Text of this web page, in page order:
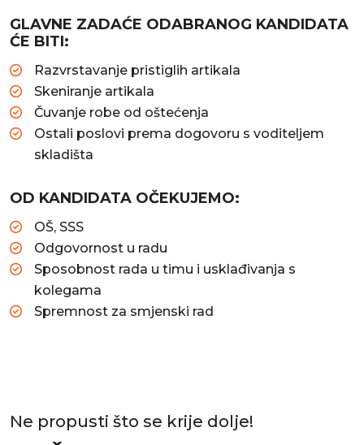
GLAVNE ZADAĆE ODABRANOG KANDIDATA
ĆE BITI:
Razvrstavanje pristiglih artikala
Skeniranje artikala
Čuvanje robe od oštećenja
Ostali poslovi prema dogovoru s voditeljem
skladišta
OD KANDIDATA OČEKUJEMO:
OŠ, SSS
Odgovornost u radu
Sposobnost rada u timu i usklađivanja s
kolegama
Spremnost za smjenski rad
Ne propusti što se krije dolje!